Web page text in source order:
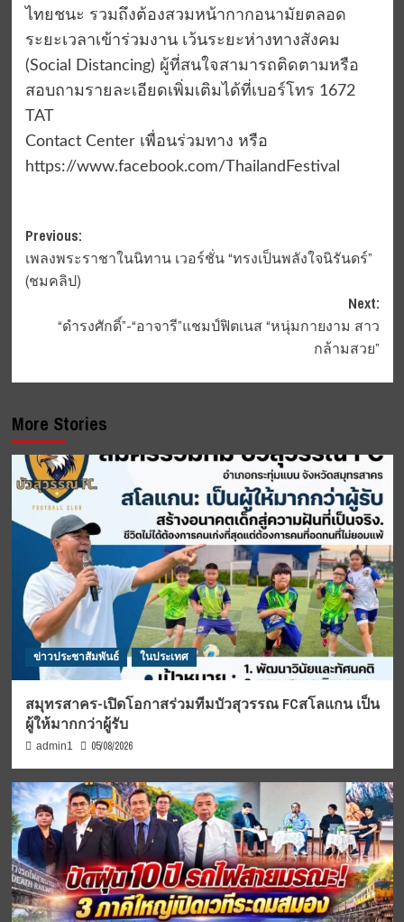
ไทยชนะ รวมถึงต้องสวมหน้ากากอนามัยตลอด
ระยะเวลาเข้าร่วมงาน เว้นระยะห่างทางสังคม
(Social Distancing) ผู้ที่สนใจสามารถติดตามหรือ
สอบถามรายละเอียดเพิ่มเติมได้ที่เบอร์โทร 1672
TAT
Contact Center เพื่อนร่วมทาง หรือ
https://www.facebook.com/ThailandFestival
Post
navigation
Previous:
เพลงพระราชาในนิทาน เวอร์ชั่น “ทรงเป็นพลังใจนิรันดร์”
(ชมคลิป)
Next:
“ดำรงศักดิ์”-“อาจารี”แชมป์ฟิตเนส “หนุ่มกายงาม สาว
กล้ามสวย”
More Stories
ข่าวประชาสัมพันธ์ ในประเทศ
สมุทรสาคร-เปิดโอกาสร่วมทีมบัวสุวรรณ FCสโลแกน เป็น
ผู้ให้มากกว่าผู้รับ
admin1 05/08/2026